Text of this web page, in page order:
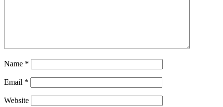
Name *
Email *
Website